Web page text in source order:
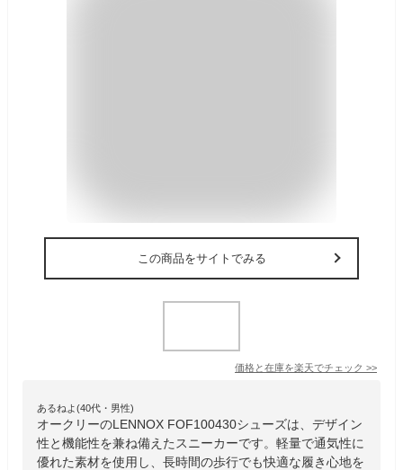
この商品をサイトでみる
価格と在庫を楽天でチェック >>
あるねよ(40代・男性)
オークリーのLENNOX FOF100430シューズは、デザイン
性と機能性を兼ね備えたスニーカーです。軽量で通気性に
優れた素材を使用し、長時間の歩行でも快適な履き心地を